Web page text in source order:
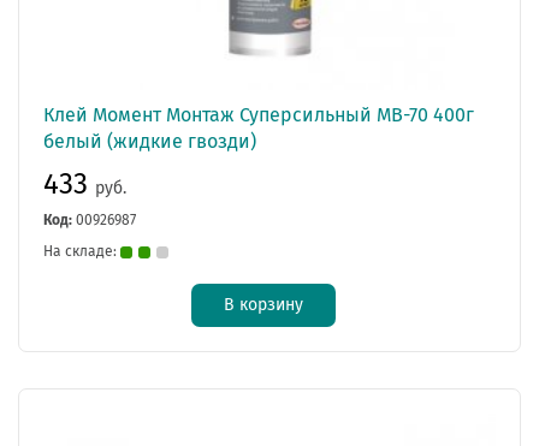
Клей Момент Монтаж Суперсильный МВ-70 400г
белый (жидкие гвозди)
433 руб.
Код: 00926987
На складе:
В корзину